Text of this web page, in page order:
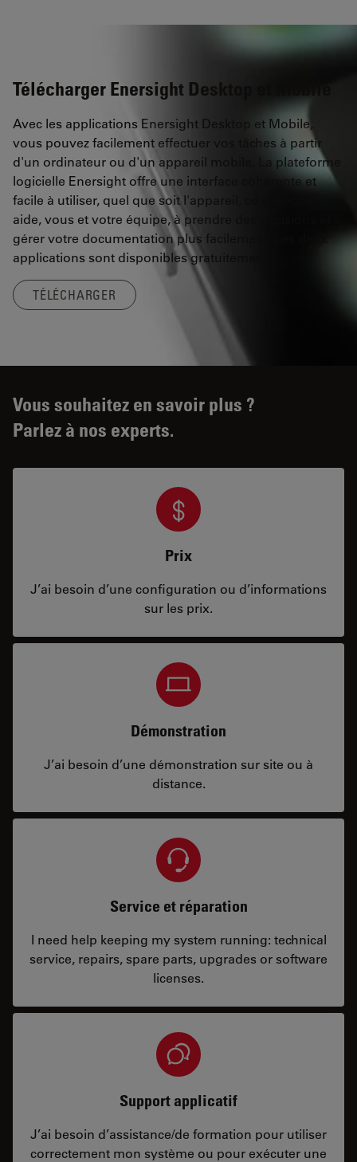
Télécharger Enersight Desktop et Mobile
Avec les applications Enersight Desktop et Mobile,
vous pouvez facilement effectuer vos tâches à partir
d'un ordinateur ou d'un appareil mobile. La plateforme
logicielle Enersight offre une interface cohérente et
facile à utiliser, quel que soit l'appareil, ce qui vous
aide, vous et votre équipe, à prendre des décisions et à
gérer votre documentation plus facilement. Les deux
applications sont disponibles gratuitement.
TÉLÉCHARGER
Vous souhaitez en savoir plus ?
Parlez à nos experts.
Prix
J’ai besoin d’une configuration ou d’informations
sur les prix.
Démonstration
J’ai besoin d’une démonstration sur site ou à
distance.
Service et réparation
I need help keeping my system running: technical
service, repairs, spare parts, upgrades or software
licenses.
Support applicatif
J’ai besoin d’assistance/de formation pour utiliser
correctement mon système ou pour exécuter une